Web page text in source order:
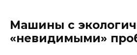
Машины с
«невидимыми»